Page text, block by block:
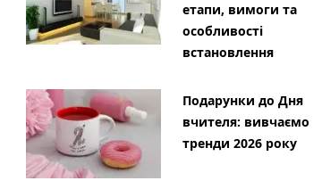
етапи, вимоги та
особливості
встановлення
Подарунки до Дня
вчителя: вивчаємо
тренди 2026 року